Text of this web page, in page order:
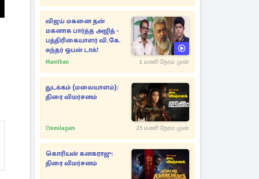
விஜய் மகனை தன்
மகனாக பார்த்த அஜித் -
பத்திரிகையாளர் வி.கே.
சுந்தர் ஓபன் டாக்!
Manithan 1 மணி நேரம் முன்
துடக்கம் (மலையாளம்):
திரை விமர்சனம்
Cineulagam 23 மணி நேரம் முன்
கொரியன் கனகராஜு:
திரை விமர்சனம்